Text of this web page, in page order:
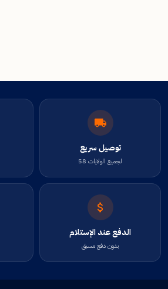
توصيل سريع
لجميع الولايات 58
الدفع عند الإستلام
بدون دفع مسبق